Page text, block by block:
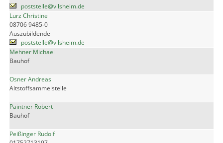
poststelle@vilsheim.de
Lurz Christine
08706 9485-0
Auszubildende
poststelle@vilsheim.de
Mehner Michael
Bauhof
Osner Andreas
Altstoffsammelstelle
Paintner Robert
Bauhof
Peißinger Rudolf